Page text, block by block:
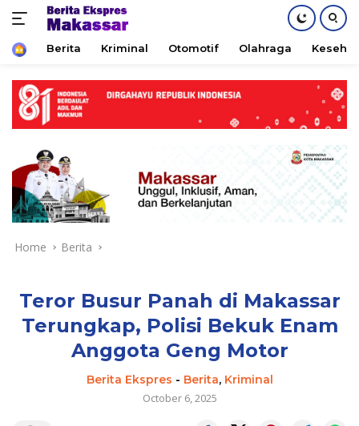
content
HomeBerita Kriminal Otomotif Olahraga
Home Berita
Teror Busur Panah di Makassar
Terungkap, Polisi Bekuk Enam
Anggota Geng Motor
Berita Ekspres - Berita, Kriminal
October 6, 2025